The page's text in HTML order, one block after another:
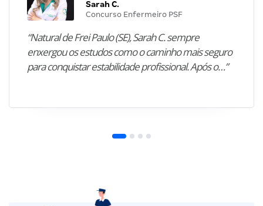
Sarah C.
Concurso Enfermeiro PSF
“Natural de Frei Paulo (SE), Sarah C. sempre
enxergou os estudos como o caminho mais seguro
para conquistar estabilidade profissional. Após o…”